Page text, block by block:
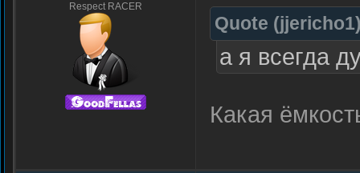
Respect RACER
Quote (jjericho1
а я всегда
Какая